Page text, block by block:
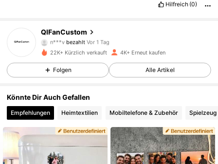
Hilfreich (0)
QIFanCustom
4,90
603 Follower
n***vbezahlt Vor 1 Tag
3***8ist Vor 20 Stundengefolgt
4,90
4,90 603 Follower
4,90 603 Follower
22K+ Kürzlich verkauft 4K+ Erneut kaufen
Folgen Alle Artikel
Könnte Dir Auch Gefallen
Empfehlungen Heimtextilien Mobiltelefone & Zubehör Spielzeug